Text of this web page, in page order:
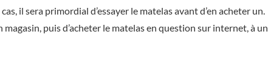
il sera primordial d’essayer le matelas avant d’en acheter un.
magasin, puis d’acheter le matelas en question sur internet, à un